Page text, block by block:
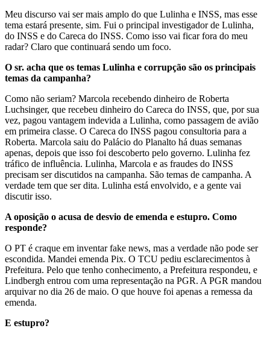
Meu discurso vai ser mais amplo do que Lulinha e INSS, mas esse
tema estará presente, sim. Fui o principal investigador de Lulinha,
do INSS e do Careca do INSS. Como isso vai ficar fora do meu
radar? Claro que continuará sendo um foco.
O sr. acha que os temas Lulinha e corrupção são os principais
temas da campanha?
Como não seriam? Marcola recebendo dinheiro de Roberta
Luchsinger, que recebeu dinheiro do Careca do INSS, que, por sua
vez, pagou vantagem indevida a Lulinha, como passagem de avião
em primeira classe. O Careca do INSS pagou consultoria para a
Roberta. Marcola saiu do Palácio do Planalto há duas semanas
apenas, depois que isso foi descoberto pelo governo. Lulinha fez
tráfico de influência. Lulinha, Marcola e as fraudes do INSS
precisam ser discutidos na campanha. São temas de campanha. A
verdade tem que ser dita. Lulinha está envolvido, e a gente vai
discutir isso.
A oposição o acusa de desvio de emenda e estupro. Como
responde?
O PT é craque em inventar fake news, mas a verdade não pode ser
escondida. Mandei emenda Pix. O TCU pediu esclarecimentos à
Prefeitura. Pelo que tenho conhecimento, a Prefeitura respondeu, e
Lindbergh entrou com uma representação na PGR. A PGR mandou
arquivar no dia 26 de maio. O que houve foi apenas a remessa da
emenda.
E estupro?